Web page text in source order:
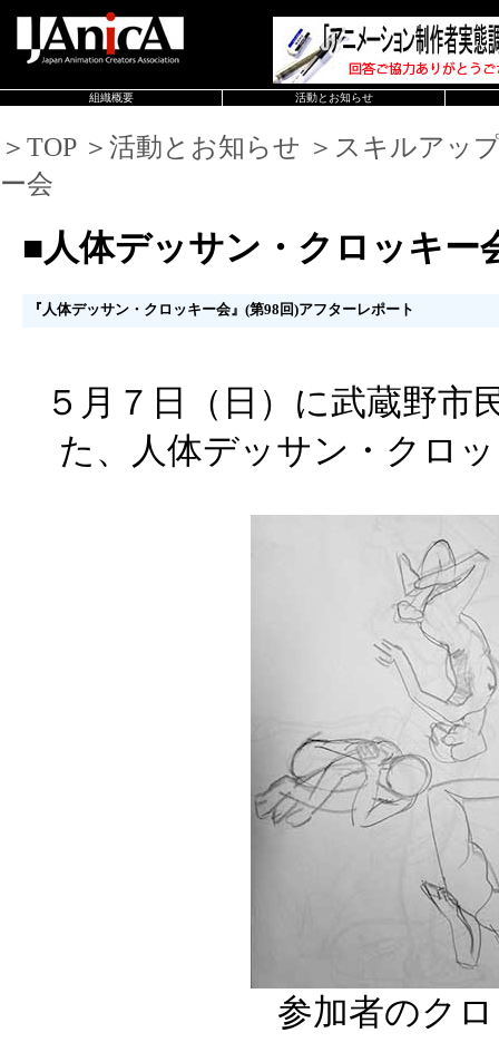
組織概要 活動とお知らせ
＞TOP ＞活動とお知らせ ＞スキルアッ
ー会
■人体デッサン・クロッキー
『人体デッサン・クロッキー会』(第98回)アフターレポート
５月７日（日）に武蔵野市
た、人体デッサン・クロ
参加者のク